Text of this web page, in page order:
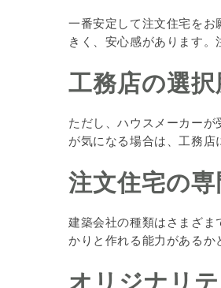
一番安定して注文住宅を
きく、安心感があります。
工務店の選択
ただし、ハウスメーカー
が気になる場合は、工務店
注文住宅の
建築会社の種類はさまざま
かりと作れる能力があるか
オリジナリ